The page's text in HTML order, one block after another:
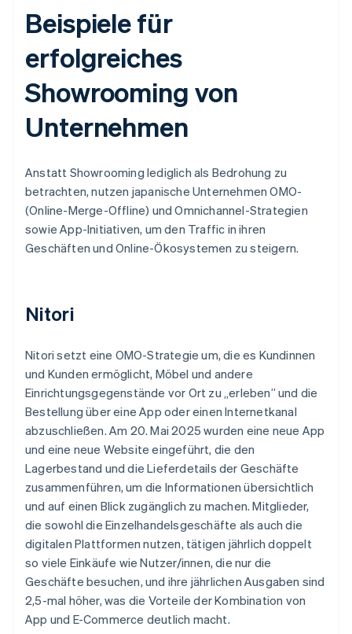
Beispiele für
erfolgreiches
Showrooming von
Unternehmen
Anstatt Showrooming lediglich als Bedrohung zu
betrachten, nutzen japanische Unternehmen OMO-
(Online-Merge-Offline) und Omnichannel-Strategien
sowie App-Initiativen, um den Traffic in ihren
Geschäften und Online-Ökosystemen zu steigern.
Nitori
Nitori setzt eine OMO-Strategie um, die es Kundinnen
und Kunden ermöglicht, Möbel und andere
Einrichtungsgegenstände vor Ort zu „erleben” und die
Bestellung über eine App oder einen Internetkanal
abzuschließen. Am 20. Mai 2025 wurden eine neue App
und eine neue Website eingeführt, die den
Lagerbestand und die Lieferdetails der Geschäfte
zusammenführen, um die Informationen übersichtlich
und auf einen Blick zugänglich zu machen. Mitglieder,
die sowohl die Einzelhandelsgeschäfte als auch die
digitalen Plattformen nutzen, tätigen jährlich doppelt
so viele Einkäufe wie Nutzer/innen, die nur die
Geschäfte besuchen, und ihre jährlichen Ausgaben sind
2,5-mal höher, was die Vorteile der Kombination von
App und E-Commerce deutlich macht.